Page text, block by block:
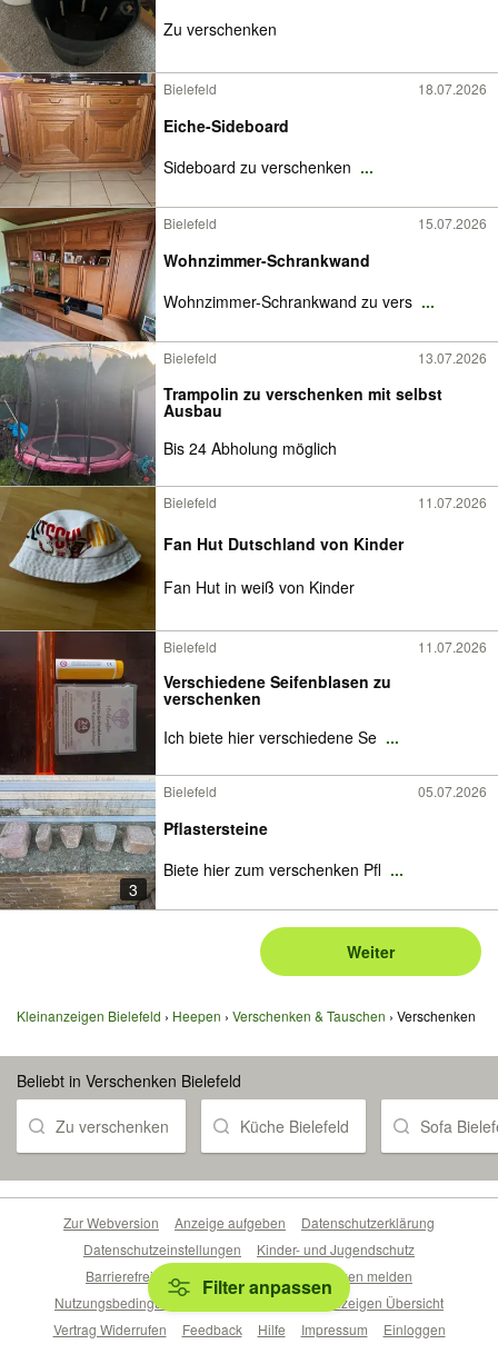
Zu verschenken
Bielefeld 18.07.2026
Eiche-Sideboard
Sideboard zu verschenken ...
Bielefeld 15.07.2026
Wohnzimmer-Schrankwand
Wohnzimmer-Schrankwand zu vers ...
Bielefeld 13.07.2026
Trampolin zu verschenken mit selbst
Ausbau
Bis 24 Abholung möglich
Bielefeld 11.07.2026
Fan Hut Dutschland von Kinder
Fan Hut in weiß von Kinder
Bielefeld 11.07.2026
Verschiedene Seifenblasen zu
verschenken
Ich biete hier verschiedene Se ...
3
Bielefeld 05.07.2026
Pflastersteine
Biete hier zum verschenken Pfl ...
Weiter
Kleinanzeigen Bielefeld Heepen Verschenken & Tauschen Verschenken
Beliebt in Verschenken Bielefeld
Zu verschenken Küche Bielefeld Sofa
Filter anpassen
Zur Webversion Anzeige aufgeben
Datenschutzerklärung
Datenschutzeinstellungen
Kinder- und Jugendschutz
Barrierefreiheitserklärung
Sicherheitslücken melden
Nutzungsbedingungen
Beliebte Suchen
Anzeigen Übersicht
Vertrag Widerrufen
Feedback Hilfe Impressum Einloggen